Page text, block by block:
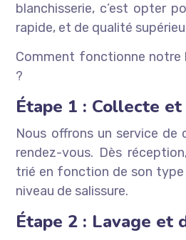
blanchisserie, c’est opter
rapide, et de qualité
Comment fonctionne notre
?
Étape 1 : Collecte
Nous offrons un service de
rendez-vous. Dès
trié en fonction de son
niveau de salissure.
Étape 2 : Lavage et